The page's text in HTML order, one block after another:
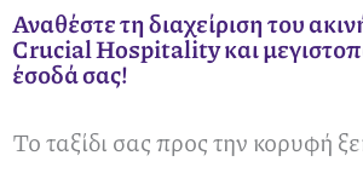
Αναθέστε τη διαχείριση του
Crucial Hospitality και
έσοδά σας!
Το ταξίδι σας προς την κορυφή